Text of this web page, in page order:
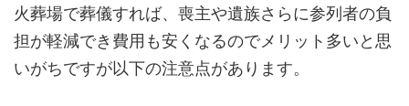
火葬場で葬儀すれば、喪主や遺族さらに参列者の負
担が軽減でき費用も安くなるのでメリット多いと思
いがちですが以下の注意点があります。